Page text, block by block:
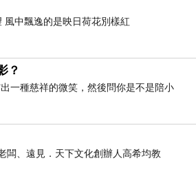
中飄逸的是映日荷花別樣紅
？
一種慈祥的微笑，然後問你是不是陪小
闆、遠見．天下文化創辦人高希均教